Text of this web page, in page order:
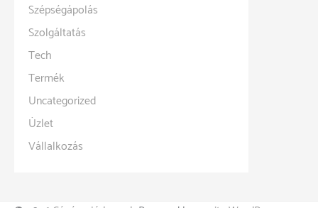
Szépségápolás
Szolgáltatás
Tech
Termék
Uncategorized
Üzlet
Vállalkozás